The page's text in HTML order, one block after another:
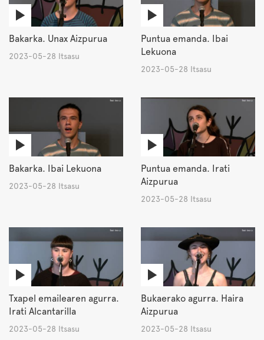
Bakarka. Unax Aizpurua
2023-05-28 Itsasu
Puntua emanda. Ibai
Lekuona
2023-05-28 Itsasu
Bakarka. Ibai Lekuona
2023-05-28 Itsasu
Puntua emanda. Irati
Aizpurua
2023-05-28 Itsasu
Txapel emailearen agurra.
Irati Alcantarilla
2023-05-28 Itsasu
Bukaerako agurra. Haira
Aizpurua
2023-05-28 Itsasu